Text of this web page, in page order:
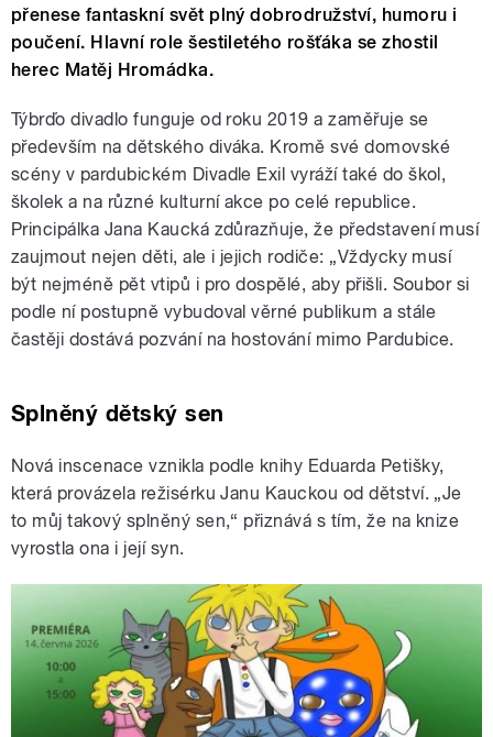
přenese fantaskní svět plný dobrodružství, humoru i
poučení. Hlavní role šestiletého rošťáka se zhostil
herec Matěj Hromádka.
Týbrďo divadlo funguje od roku 2019 a zaměřuje se
především na dětského diváka. Kromě své domovské
scény v pardubickém Divadle Exil vyráží také do škol,
školek a na různé kulturní akce po celé republice.
Principálka Jana Kaucká zdůrazňuje, že představení musí
zaujmout nejen děti, ale i jejich rodiče: „Vždycky musí
být nejméně pět vtipů i pro dospělé, aby přišli. Soubor si
podle ní postupně vybudoval věrné publikum a stále
častěji dostává pozvání na hostování mimo Pardubice.
Splněný dětský sen
Nová inscenace vznikla podle knihy Eduarda Petišky,
která provázela režisérku Janu Kauckou od dětství. „Je
to můj takový splněný sen,“ přiznává s tím, že na knize
vyrostla ona i její syn.